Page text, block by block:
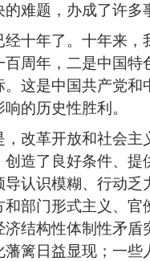
难题，办成了许
十年了。十年来
周年，二是中国
这是中国共产党
的历史性胜利。
改革开放和社会
造了良好条件、
认识模糊、行动
部门形式主义、
结构性体制性矛
篱日益显现；一